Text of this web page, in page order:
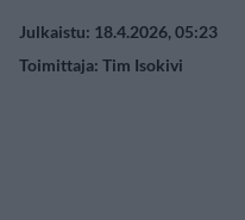
Julkaistu: 18.4.2026, 05:23
Toimittaja: Tim Isokivi